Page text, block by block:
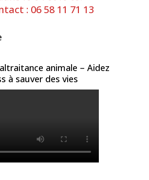
: 06 58 11 71 13
animale – Aidez
à sauver des vies